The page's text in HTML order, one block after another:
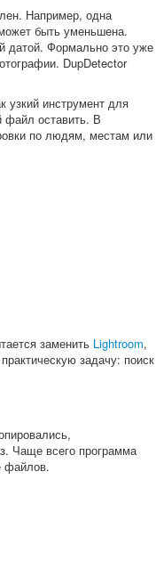
Например, одна
быть уменьшена.
датой. Формально это уже
DupDetector
узкий инструмент для
файл оставить. В
по людям, местам или
заменить Lightroom,
задачу: поиск
Чаще всего программа
файлов.